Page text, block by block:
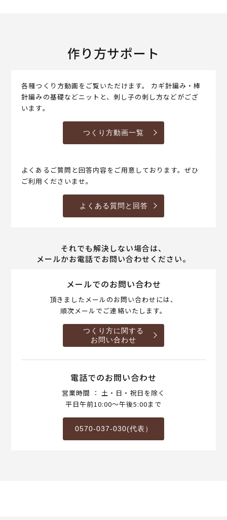
作り方サポート
各種つくり方動画をご覧いただけます。 カギ針編み・棒
針編みの基礎などニットと、刺し子の刺し方などがござ
います。
つくり方動画一覧
よくあるご質問と回答内容をご用意しております。ぜひ
ご利用くださいませ。
よくある質問と回答
それでも解決しない場合は、
メールかお電話でお問い合わせください。
メールでのお問い合わせ
頂きましたメールのお問い合わせには、
順次メールでご連絡いたします。
つくり方に関する
お問い合わせ
電話でのお問い合わせ
営業時間 ： 土・日・祝日を除く
平日午前10:00～午後5:00まで
0570-037-030(代表）